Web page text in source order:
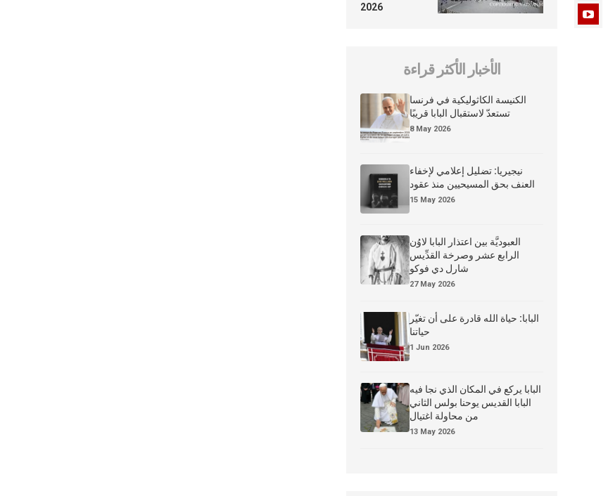
2026
الأخبار الأكثر قراءة
الكنيسة الكاثوليكية في فرنسا
تستعدّ لاستقبال البابا قريبًا
8 May 2026
نيجيريا: تضليل إعلامي لإخفاء
العنف بحق المسيحيين منذ عقود
15 May 2026
العبوديَّة بين اعتذار البابا لاوُن
الرابع عشر وصرخة القدِّيس
شارل دي فوكو
27 May 2026
البابا: حياة الله قادرة على أن تغيّر
حياتنا
1 Jun 2026
البابا يركع في المكان الذي نجا فيه
البابا القديس يوحنا بولس الثاني
من محاولة اغتيال
13 May 2026